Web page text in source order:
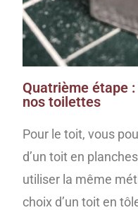
Quatrième étape
nos toilettes
Pour le toit, vous
d’un toit en
utiliser la même
choix d’un toit en